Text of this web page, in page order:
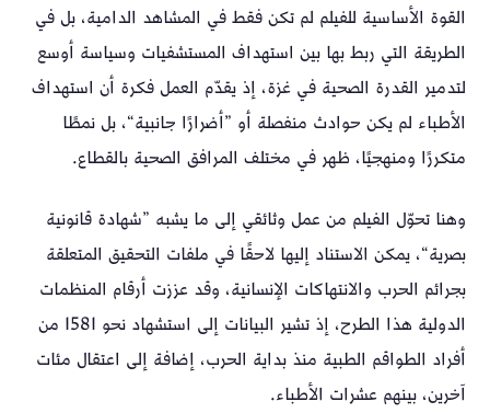
القوة الأساسية للفيلم لم تكن فقط في المشاهد الدامية، بل في
الطريقة التي ربط بها بين استهداف المستشفيات وسياسة أوسع
لتدمير القدرة الصحية في غزة، إذ يقدّم العمل فكرة أن استهداف
الأطباء لم يكن حوادث منفصلة أو ”أضرارًا جانبية“، بل نمطًا
متكررًا ومنهجيًا، ظهر في مختلف المرافق الصحية بالقطاع.
وهنا تحوّل الفيلم من عمل وثائقي إلى ما يشبه ”شهادة قانونية
بصرية“، يمكن الاستناد إليها لاحقًا في ملفات التحقيق المتعلقة
بجرائم الحرب والانتهاكات الإنسانية، وقد عززت أرقام المنظمات
الدولية هذا الطرح، إذ تشير البيانات إلى استشهاد نحو 1581 من
أفراد الطواقم الطبية منذ بداية الحرب، إضافة إلى اعتقال مئات
آخرين، بينهم عشرات الأطباء.